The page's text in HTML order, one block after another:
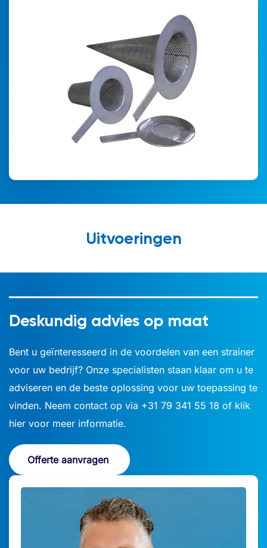
Uitvoeringen
Deskundig advies op maat
Bent u geïnteresseerd in de voordelen van een strainer
voor uw bedrijf? Onze specialisten staan klaar om u te
adviseren en de beste oplossing voor uw toepassing te
vinden. Neem contact op via +31 79 341 55 18 of klik
hier voor meer informatie.
Offerte aanvragen
Offerte aanvragen
Voornaam *
Achternaam *
Bedrijfsnaam *